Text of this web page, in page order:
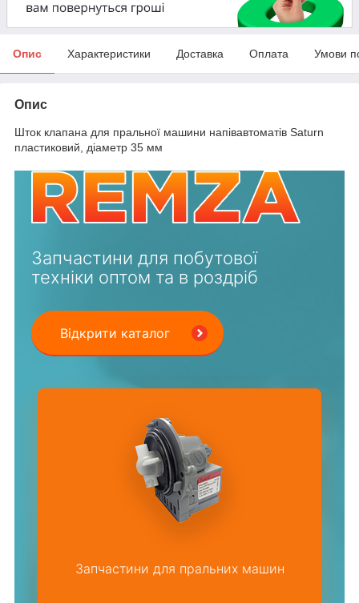
Опис Характеристики Доставка Оплата Умови
Опис
Шток клапана для пральної машини напівавтоматів Saturn
пластиковий, діаметр 35 мм
Запчастини для побутової
техніки оптом та в роздріб
Відкрити каталог
Запчастини для пральних машин